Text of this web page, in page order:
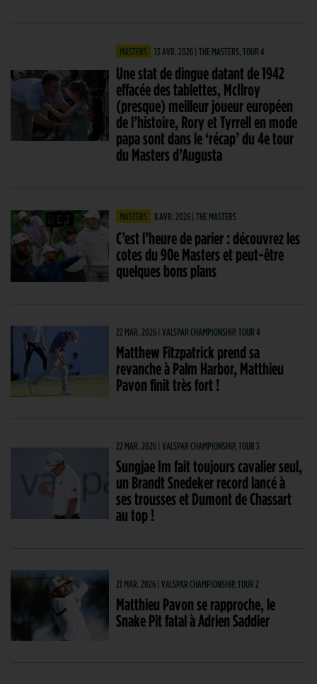
MASTERS 13 AVR. 2026 | THE MASTERS, TOUR 4
Une stat de dingue datant de 1942
effacée des tablettes, McIlroy
(presque) meilleur joueur européen
de l’histoire, Rory et Tyrrell en mode
papa sont dans le ‘récap’ du 4e tour
du Masters d’Augusta
MASTERS 8 AVR. 2026 | THE MASTERS
C’est l’heure de parier : découvrez les
cotes du 90e Masters et peut-être
quelques bons plans
22 MAR. 2026 | VALSPAR CHAMPIONSHIP, TOUR 4
Matthew Fitzpatrick prend sa
revanche à Palm Harbor, Matthieu
Pavon finit très fort !
22 MAR. 2026 | VALSPAR CHAMPIONSHIP, TOUR 3
Sungjae Im fait toujours cavalier seul,
un Brandt Snedeker record lancé à
ses trousses et Dumont de Chassart
au top !
21 MAR. 2026 | VALSPAR CHAMPIONSHIP, TOUR 2
Matthieu Pavon se rapproche, le
Snake Pit fatal à Adrien Saddier